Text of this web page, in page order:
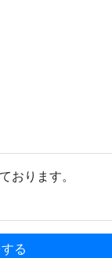
おります。
る